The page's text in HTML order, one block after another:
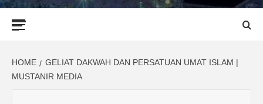
HOME
GELIAT DAKWAH DAN PERSATUAN UMAT ISLAM |
MUSTANIR MEDIA